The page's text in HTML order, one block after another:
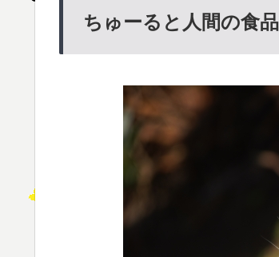
ちゅーると人間の食